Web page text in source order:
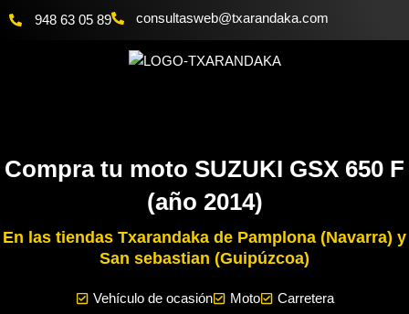
948 63 05 89 moc.akadnaraxt
@bewsatlusnoc
Compra tu moto SUZUKI GSX 650 F
(año 2014)
En las tiendas Txarandaka de Pamplona (Navarra) y
San sebastian (Guipúzcoa)
Vehículo de ocasión Moto Carretera